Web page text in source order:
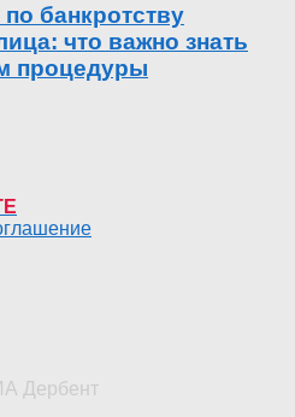
банкротству
что важно знать
процедуры
Дербент